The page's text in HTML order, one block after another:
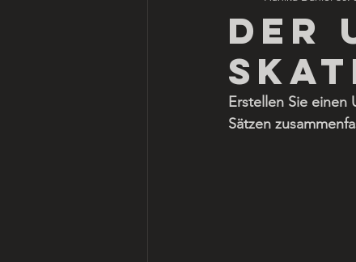
Der
Erstellen Sie einen
Sätzen